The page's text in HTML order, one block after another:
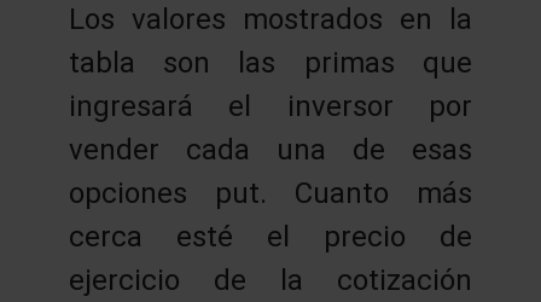
Los valores mostrados en la
tabla son las primas que
ingresará el inversor por
vender cada una de esas
opciones put. Cuanto más
cerca esté el precio de
ejercicio de la cotización